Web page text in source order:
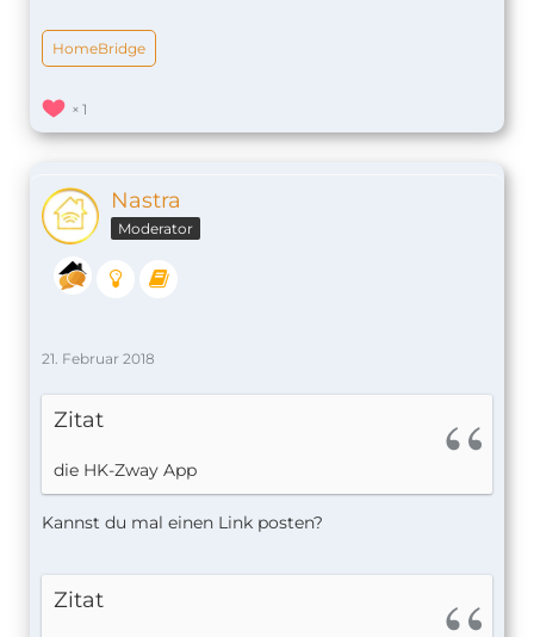
HomeBridge
1
Nastra
Moderator
21. Februar 2018
Zitat
die HK-Zway App
Kannst du mal einen Link posten?
Zitat